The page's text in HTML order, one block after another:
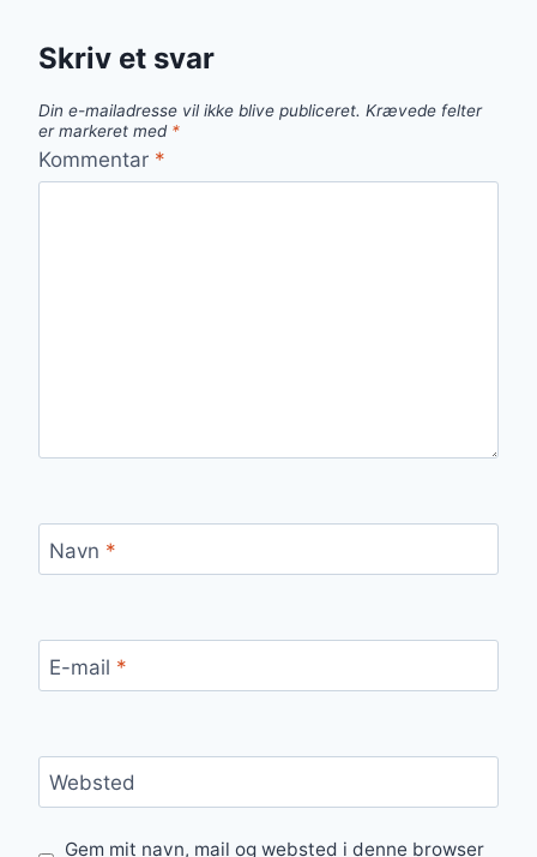
Skriv et svar
Din e-mailadresse vil ikke blive publiceret. Krævede felter
er markeret med *
Kommentar *
Navn *
E-mail *
Websted
Gem mit navn, mail og websted i denne browser